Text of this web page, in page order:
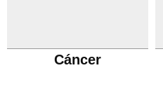
Cáncer